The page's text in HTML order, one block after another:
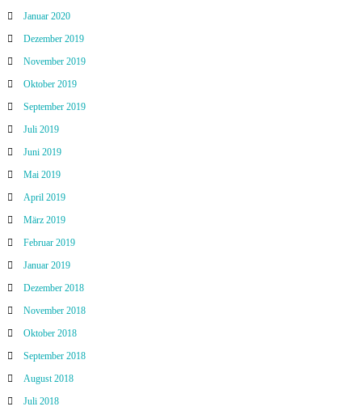
Januar 2020
Dezember 2019
November 2019
Oktober 2019
September 2019
Juli 2019
Juni 2019
Mai 2019
April 2019
März 2019
Februar 2019
Januar 2019
Dezember 2018
November 2018
Oktober 2018
September 2018
August 2018
Juli 2018